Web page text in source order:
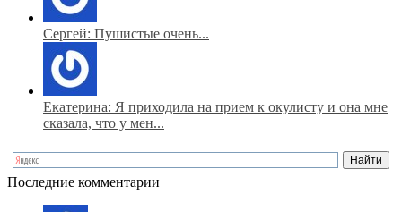
Сергей: Пушистые очень...
Екатерина: Я приходила на прием к окулисту и она мне
сказала, что у мен...
Последние комментарии